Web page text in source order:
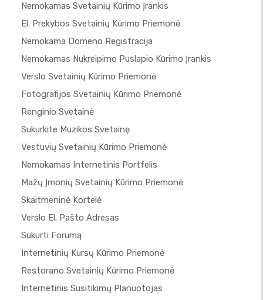
Nemokamas Svetainių Kūrimo Įrankis
El. Prekybos Svetainių Kūrimo Priemonė
Nemokama Domeno Registracija
Nemokamas Nukreipimo Puslapio Kūrimo Įrankis
Verslo Svetainių Kūrimo Priemonė
Fotografijos Svetainių Kūrimo Priemonė
Renginio Svetainė
Sukurkite Muzikos Svetainę
Vestuvių Svetainių Kūrimo Priemonė
Nemokamas Internetinis Portfelis
Mažų Įmonių Svetainių Kūrimo Priemonė
Skaitmeninė Kortelė
Verslo El. Pašto Adresas
Sukurti Forumą
Internetinių Kursų Kūrimo Priemonė
Restorano Svetainių Kūrimo Priemonė
Internetinis Susitikimų Planuotojas